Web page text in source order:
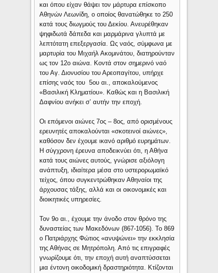
και όπου είχαν θάψει τον μάρτυρα επίσκοπο
Αθηνών Λεωνίδη, ο οποίος θανατώθηκε το 250
κατά τους διωγμούς του Δεκίου. Ανευρέθηκαν
ψηφιδωτά δάπεδα και μαρμάρινα γλυπτά με
λεπτότατη επεξεργασία. Ως ναός, σύμφωνα με
μαρτυρία του Μιχαήλ Ακομινάτου, διατηρούνταν
ως τον 12ο αιώνα. Κοντά στον σημερινό ναό
του Αγ. Διονυσίου του Αρεοπαγίτου, υπήρχε
επίσης ναός του 5ου αι., αποκαλούμενος
«Βασιλική Κληματίου». Καθώς και η Βασιλική
Δαφνίου ανήκει σ’ αυτήν την εποχή.
Οι επόμενοι αιώνες 7ος – 8ος, από ορισμένους
ερευνητές αποκαλούνται «σκοτεινοί αιώνες»,
καθόσον δεν έχουμε ικανό αριθμό ευρημάτων.
Η σύγχρονη έρευνα αποδεικνύει ότι, η Αθήνα
κατά τους αιώνες αυτούς, γνώρισε αξιόλογη
ανάπτυξη, ιδιαίτερα μέσα στο υστερορωμαϊκό
τείχος, όπου συγκεντρώθηκαν Αθηναίοι της
άρχουσας τάξης, αλλά και οι οικονομικές και
διοικητικές υπηρεσίες.
Τον 9ο αι., έχουμε την άνοδο στον θρόνο της
δυναστείας των Μακεδόνων (867-1056). Το 869
ο Πατριάρχης Φώτιος «ανυψώνει» την εκκλησία
της Αθήνας σε Μητρόπολη. Από τις επιγραφές
γνωρίζουμε ότι, την εποχή αυτή αναπτύσσεται
μια έντονη οικοδομική δραστηριότητα. Κτίζονται